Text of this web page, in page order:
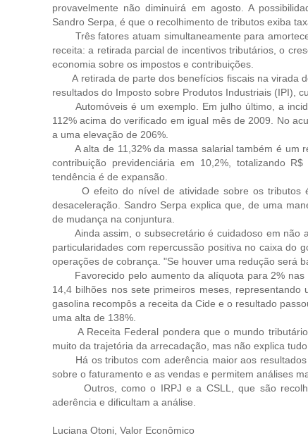
provavelmente não diminuirá em agosto. A
Sandro Serpa, é que o recolhimento de tributos exiba
Três fatores atuam simultaneamente para
receita: a retirada parcial de incentivos tributários, o
economia sobre os impostos e contribuições.
A retirada de parte dos benefícios fiscais na virada
resultados do Imposto sobre Produtos Industriais (IPI),
Automóveis é um exemplo. Em julho último, a
112% acima do verificado em igual mês de 2009. No
a uma elevação de 206%.
A alta de 11,32% da massa salarial também é um
contribuição previdenciária em 10,2%, totalizando
tendência é de expansão.
O efeito do nível de atividade sobre os tributos é
desaceleração. Sandro Serpa explica que, de uma
de mudança na conjuntura.
Ainda assim, o subsecretário é cuidadoso em não
particularidades com repercussão positiva no caixa do
operações de cobrança. "Se houver uma redução será
Favorecido pelo aumento da alíquota para 2% nas
14,4 bilhões nos sete primeiros meses,
gasolina recompôs a receita da Cide e o resultado
uma alta de 138%.
A Receita Federal pondera que o mundo tributário
muito da trajetória da arrecadação, mas não explica tudo.
Há os tributos com aderência maior aos resultados
sobre o faturamento e as vendas e permitem análises
Outros, como o IRPJ e a CSLL, que são
aderência e dificultam a análise.
Luciana Otoni, Valor Econômico